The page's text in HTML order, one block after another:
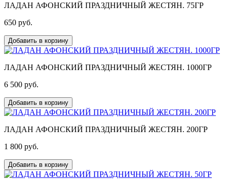
ЛАДАН АФОНСКИЙ ПРАЗДНИЧНЫЙ ЖЕСТЯН. 75ГР
650 pуб.
Добавить в корзину
ЛАДАН АФОНСКИЙ ПРАЗДНИЧНЫЙ ЖЕСТЯН. 1000ГР
6 500 pуб.
Добавить в корзину
ЛАДАН АФОНСКИЙ ПРАЗДНИЧНЫЙ ЖЕСТЯН. 200ГР
1 800 pуб.
Добавить в корзину